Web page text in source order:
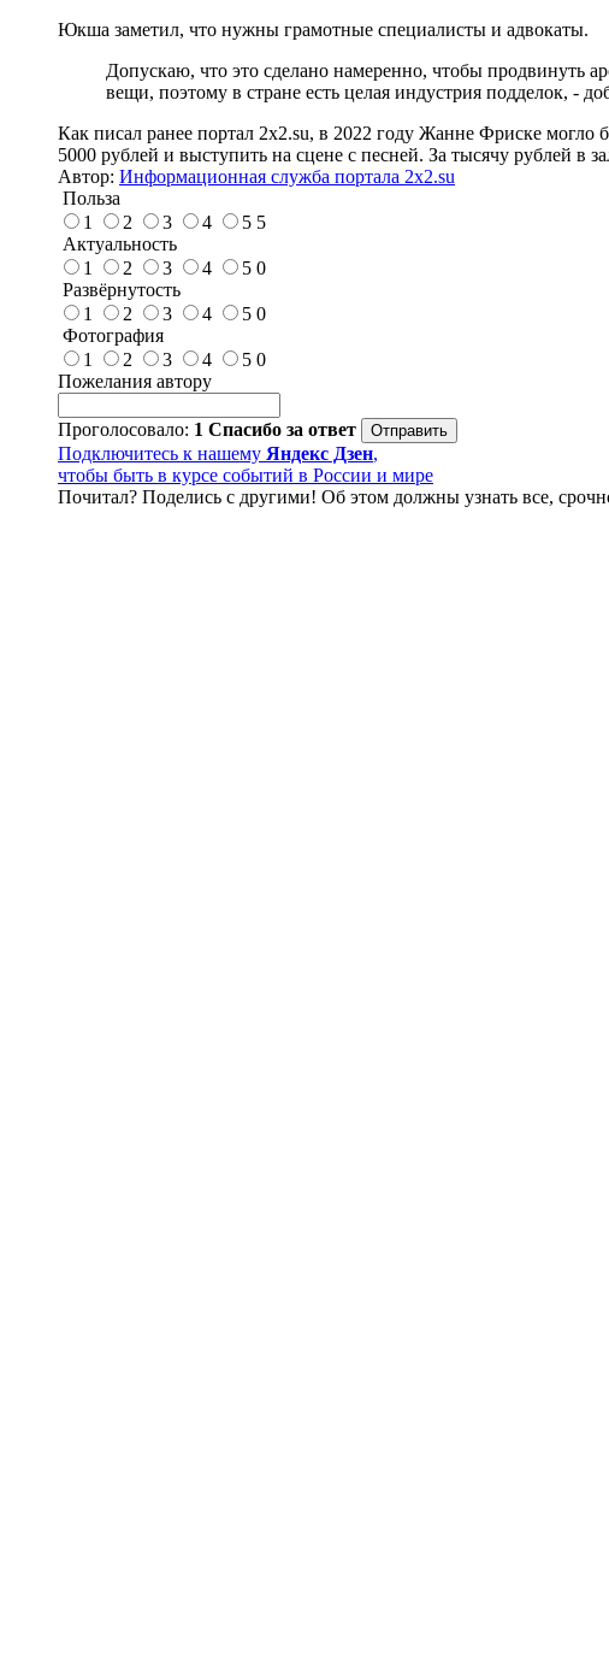
Юкша заметил, что нужны грамотные специалисты и адвокаты.
Допускаю, что это сделано намеренно, чтобы продвинуть
вещи, поэтому в стране есть целая индустрия подделок, -
Как писал ранее портал 2х2.su, в 2022 году Жанне Фриске могло
5000 рублей и выступить на сцене с песней. За тысячу рублей в
Автор: Информационная служба портала 2x2.su
Польза
1
2 3 4 5 5
Актуальность
1
2 3 4 5 0
Развёрнутость
1
2 3 4 5 0
Фотография
1
2 3 4 5 0
Пожелания автору
Проголосовало: 1 Спасибо за ответ
Подключитесь к нашему Яндекс Дзен,
чтобы быть в курсе событий в России и мире
Почитал? Поделись с другими! Об этом должны узнать все,